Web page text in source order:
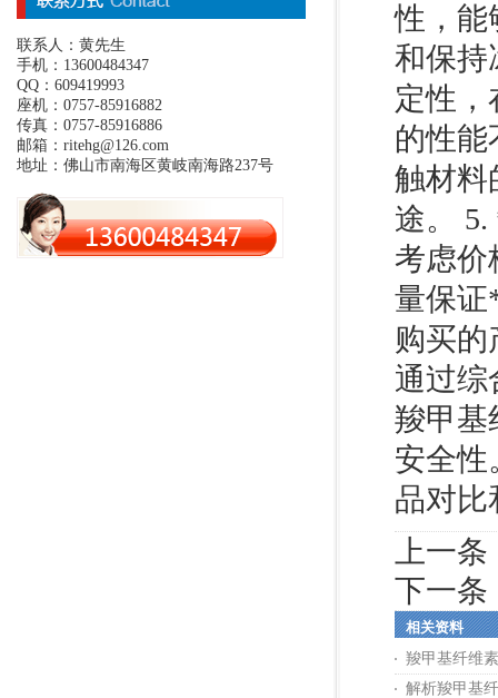
性，能
和保持
定性
的性
触材料
途。
考虑价
量保证
购买
通过综
羧甲基
安全性
品对比
上一
下一条
相关资料
羧甲基纤维
解析羧甲基
联系人：黄先生
手机：13600484347
QQ：609419993
座机：0757-85916882
传真：0757-85916886
邮箱：ritehg@126.com
地址：佛山市南海区黄岐南海路237号